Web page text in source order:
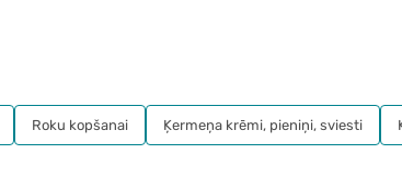
Roku kopšanai Ķermeņa krēmi, pieniņi, sviesti